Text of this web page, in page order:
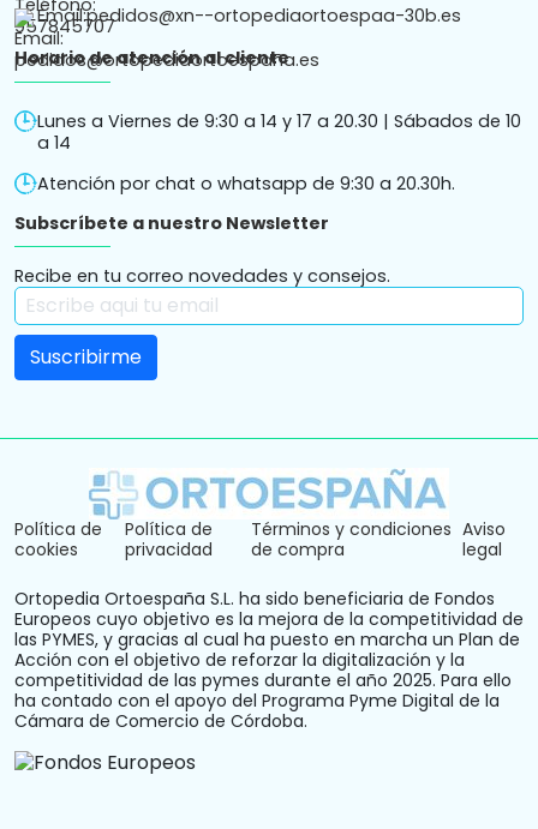
Email:pedidos@xn--ortopediaortoespaa-30b.es
Horario de atención al cliente
Lunes a Viernes de 9:30 a 14 y 17 a 20.30 | Sábados de 10
a 14
Atención por chat o whatsapp de 9:30 a 20.30h.
Subscríbete a nuestro Newsletter
Recibe en tu correo novedades y consejos.
Política de
cookies
Política de
privacidad
Términos y condiciones
de compra
Aviso
legal
Ortopedia Ortoespaña S.L. ha sido beneficiaria de Fondos
Europeos cuyo objetivo es la mejora de la competitividad de
las PYMES, y gracias al cual ha puesto en marcha un Plan de
Acción con el objetivo de reforzar la digitalización y la
competitividad de las pymes durante el año 2025. Para ello
ha contado con el apoyo del Programa Pyme Digital de la
Cámara de Comercio de Córdoba.